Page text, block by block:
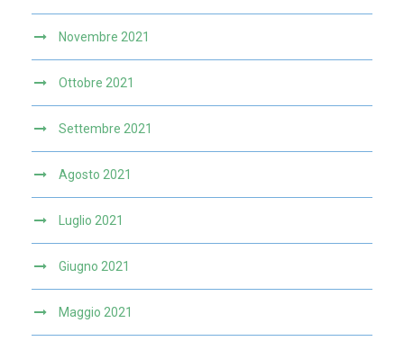
Novembre 2021
Ottobre 2021
Settembre 2021
Agosto 2021
Luglio 2021
Giugno 2021
Maggio 2021